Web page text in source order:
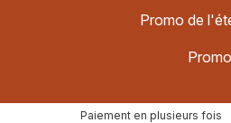
Promo de
Paiement en plusieurs fois